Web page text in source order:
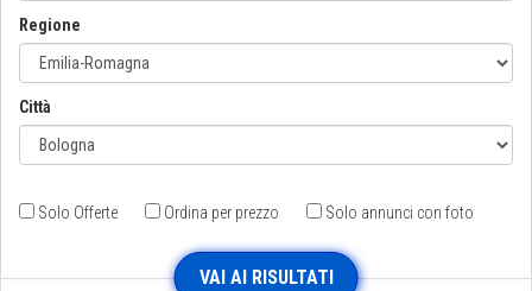
Regione
Città
Solo Offerte Ordina per prezzo Solo annunci con foto